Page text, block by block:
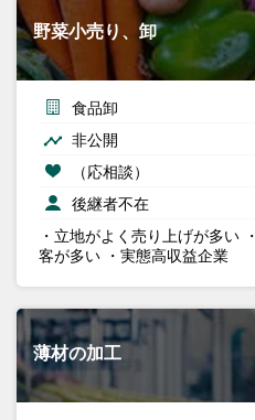
野菜小売り、卸
食品卸
非公開
（応相談）
後継者不在
・立地がよく売り上げが多い
客が多い ・実態高収益企業
薄材の加工